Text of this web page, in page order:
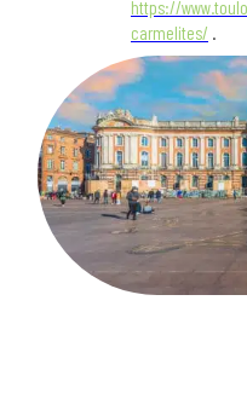
https://
carmelites/ .